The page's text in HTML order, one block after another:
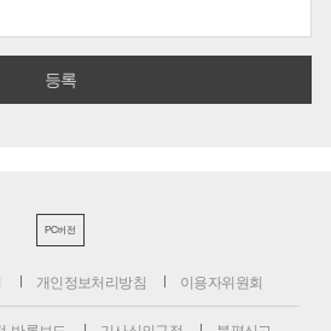
PC버전
개인정보처리방침 이용자위원회